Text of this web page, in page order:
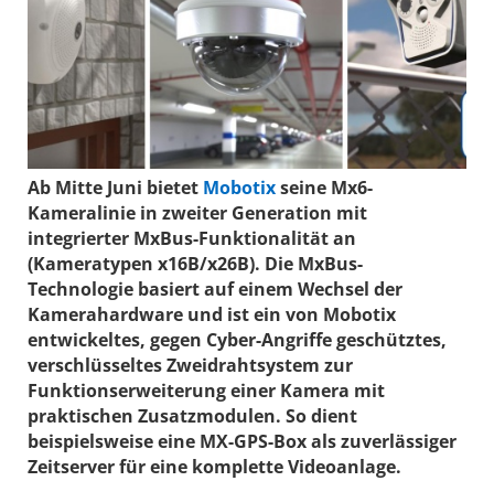
Ab Mitte Juni bietet Mobotixseine Mx6-
Kameralinie in zweiter Generation mit
integrierter MxBus-Funktionalität an
(Kameratypen x16B/x26B). Die MxBus-
Technologie basiert auf einem Wechsel der
Kamerahardware und ist ein von Mobotix
entwickeltes, gegen Cyber-Angriffe geschütztes,
verschlüsseltes Zweidrahtsystem zur
Funktionserweiterung einer Kamera mit
praktischen Zusatzmodulen. So dient
beispielsweise eine MX-GPS-Box als zuverlässiger
Zeitserver für eine komplette Videoanlage.